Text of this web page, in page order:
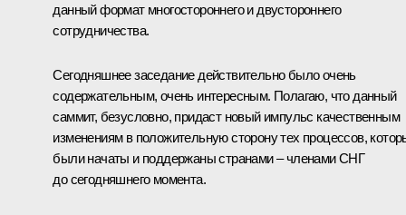
данный формат многостороннего и двустороннего
сотрудничества.
Сегодняшнее заседание действительно было очень
содержательным, очень интересным. Полагаю, что данный
саммит, безусловно, придаст новый импульс качественным
изменениям в положительную сторону тех процессов,
были начаты и поддержаны странами – членами СНГ
до сегодняшнего момента.